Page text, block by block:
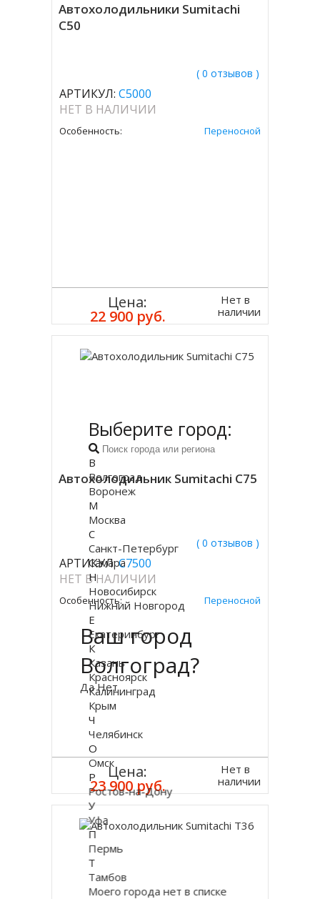
Автохолодильники Sumitachi
C50
( 0 отзывов )
АРТИКУЛ: C5000
НЕТ В НАЛИЧИИ
Особенность: Переносной
Цена:
22 900 руб.
Нет в
наличии
Автохолодильник Sumitachi C75
( 0 отзывов )
АРТИКУЛ:C7500
НЕТ В НАЛИЧИИ
Особенность: Переносной
Цена:
23 900 руб.
Нет в
наличии
Ваш город
Волгоград?
Да Нет
Выберите город:
В
Волгоград
Воронеж
М
Москва
С
Санкт-Петербург
Самара
Н
Новосибирск
Нижний Новгород
Е
Екатеринбург
К
Казань
Красноярск
Калининград
Крым
Ч
Челябинск
О
Омск
Р
Ростов-на-Дону
У
Уфа
П
Пермь
Т
Тамбов
Моего города нет в списке